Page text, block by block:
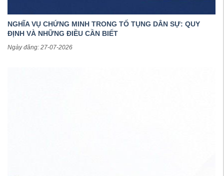
NGHĨA VỤ CHỨNG MINH TRONG TỐ TỤNG DÂN SỰ: QUY
ĐỊNH VÀ NHỮNG ĐIỀU CẦN BIẾT
Ngày đăng: 27-07-2026